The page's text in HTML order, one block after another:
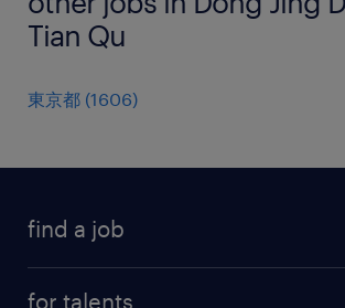
Tian Qu
東京都 (1606)
find a job
for talents